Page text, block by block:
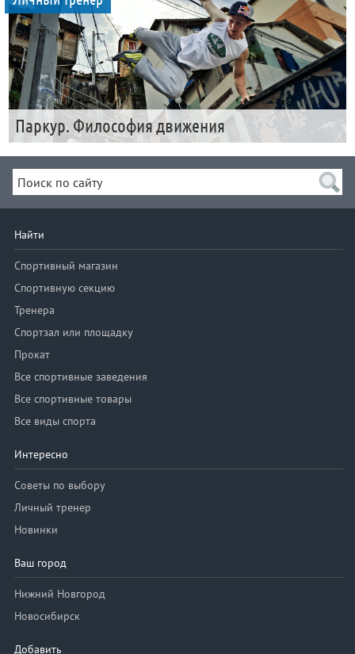
Паркур. Философия движения
Найти
Спортивный магазин
Спортивную секцию
Тренера
Спортзал или площадку
Прокат
Все спортивные заведения
Все спортивные товары
Все виды спорта
Интересно
Советы по выбору
Личный тренер
Новинки
Ваш город
Нижний Новгород
Новосибирск
Добавить